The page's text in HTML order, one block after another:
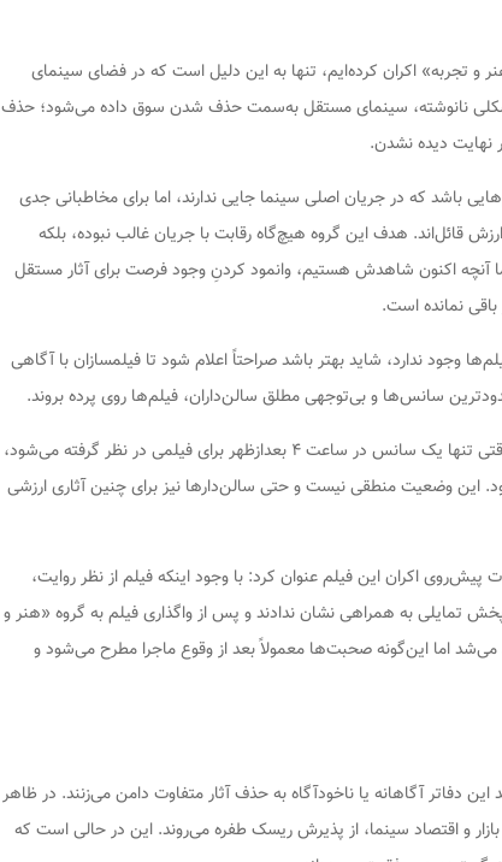
و تجربه» اکران کرده‌ایم، تنها به این دلیل است که در فضای سینمای
شکلی نانوشته، سینمای مستقل به‌سمت حذف شدن سوق داده می‌شود؛ حذف
نهایت دیده نشدن.
باشد که در جریان اصلی سینما جایی ندارند، اما برای مخاطبانی جدی
قائل‌اند. هدف این گروه هیچ‌گاه رقابت با جریان غالب نبوده، بلکه
آنچه اکنون شاهدش هستیم، وانمود کردنِ وجود فرصت برای آثار مستقل
نمانده است.
وجود ندارد، شاید بهتر باشد صراحتاً اعلام شود تا فیلمسازان با آگاهی
سانس‌ها و بی‌توجهی مطلق سالن‌داران، فیلم‌ها روی پرده بروند.
حماسی با اشاره به شرایط ناعادلانه اکران یادآور شد: وقتی تنها یک سانس در ساعت ۴ بعدازظهر برای فیلمی در نظر گرفته می‌شود،
این وضعیت منطقی نیست و حتی سالن‌دارها نیز برای چنین آثاری ارزشی
اکران این فیلم عنوان کرد: با وجود اینکه فیلم از نظر روایت،
تمایلی به همراهی نشان ندادند و پس از واگذاری فیلم به گروه «هنر و
می‌شد اما این‌گونه صحبت‌ها معمولاً بعد از وقوع ماجرا مطرح می‌شود و
دفاتر آگاهانه یا ناخودآگاه به حذف آثار متفاوت دامن می‌زنند. در ظاهر
و اقتصاد سینما، از پذیرش ریسک طفره می‌روند. این در حالی است که